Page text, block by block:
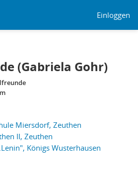
Einloggen
(Gabriela Gohr)
Miersdorf, Zeuthen
II, Zeuthen
Königs Wusterhausen